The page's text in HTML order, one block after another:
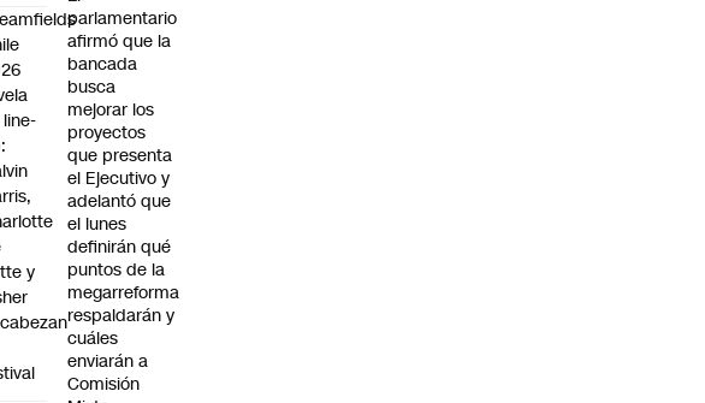
parlamentario
afirmó que la
bancada
busca
mejorar los
proyectos
que presenta
el Ejecutivo y
adelantó que
el lunes
definirán qué
puntos de la
megarreforma
respaldarán y
cuáles
enviarán a
Comisión
y